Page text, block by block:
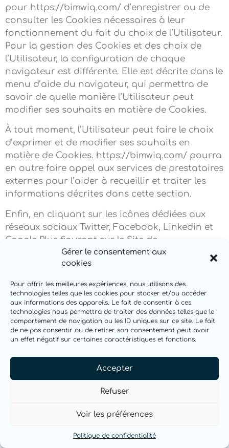
Gérer le consentement aux
cookies
Pour offrir les meilleures expériences, nous utilisons des
technologies telles que les cookies pour stocker et/ou accéder
aux informations des appareils. Le fait de consentir à ces
technologies nous permettra de traiter des données telles que le
comportement de navigation ou les ID uniques sur ce site. Le fait
de ne pas consentir ou de retirer son consentement peut avoir
un effet négatif sur certaines caractéristiques et fonctions.
Accepter
Refuser
Voir les préférences
Politique de confidentialité
pour https://bimwiq.com/ d’enregistrer ou de
consulter les Cookies nécessaires à leur
fonctionnement du fait du choix de l’Utilisateur.
Pour la gestion des Cookies et des choix de
l’Utilisateur, la configuration de chaque
navigateur est différente. Elle est décrite dans le
menu d’aide du navigateur, qui permettra de
savoir de quelle manière l’Utilisateur peut
modifier ses souhaits en matière de Cookies.
À tout moment, l’Utilisateur peut faire le choix
d’exprimer et de modifier ses souhaits en
matière de Cookies. https://bimwiq.com/ pourra
en outre faire appel aux services de prestataires
externes pour l’aider à recueillir et traiter les
informations décrites dans cette section.
Enfin, en cliquant sur les icônes dédiées aux
réseaux sociaux Twitter, Facebook, Linkedin et
Google Plus figurant sur le Site de
https://bimwiq.com/ ou dans son application
mobile et si l’Utilisateur a accepté le dépôt de
Site Internet ou l’application mobile de
https://bimwiq.com/, Twitter, Facebook, Linkedin
et Google Plus peuvent également déposer des
cookies sur vos terminaux (ordinateur, tablette,
téléphone portable).
Ces types de cookies ne sont déposés sur vos
terminaux qu’à condition que vous y
consentiez, en continuant votre navigation sur
https://bimwiq.com/. À tout moment,
consentement à ce que https://bimwiq.com/